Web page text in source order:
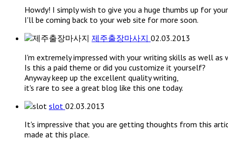
Howdy! I simply wish to give you a huge thumbs up for
I'll be coming back to your web site for more soon.
제주출장마사지 02.03.2013
I'm extremely impressed with your writing skills as well
Is this a paid theme or did you customize it yourself?
Anyway keep up the excellent quality writing,
it's rare to see a great blog like this one today.
slot 02.03.2013
It's impressive that you are getting thoughts from this
made at this place.